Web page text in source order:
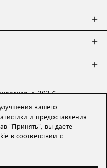
д. 19
д. 202-6
)
вашего
и предоставления
"Принять", вы даете
в соответствии с